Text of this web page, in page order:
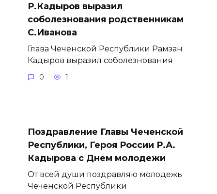
Р.Кадыров выразил
соболезнования родственникам
С.Иванова
Глава Чеченской Республики Рамзан
Кадыров выразил соболезнования
0 1
Поздравление Главы Чеченской
Республики, Героя России Р.А.
Кадырова с Днем молодежи
От всей души поздравляю молодежь
Чеченской Республики